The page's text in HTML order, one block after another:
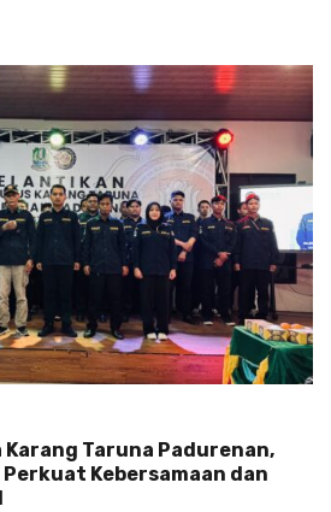
Taruna Padurenan,
Kebersamaan dan